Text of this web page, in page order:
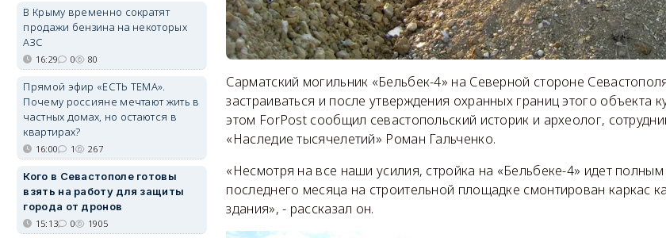
Сарматский могильник «Бельбек-4» на Северной стороне
застраиваться и после утверждения охранных границ этого объекта
этом ForPost сообщил севастопольский историк и археолог,
«Наследие тысячелетий» Роман Гальченко.
«Несмотря на все наши усилия, стройка на «Бельбеке-4» идет
последнего месяца на строительной площадке смонтирован каркас
здания», - рассказал он.
В Крыму временно сократят
продажи бензина на некоторых
АЗС
16:29 0 80
Прямой эфир «ЕСТЬ ТЕМА».
Почему россияне мечтают жить в
частных домах, но остаются в
квартирах?
16:00 1 267
Кого в Севастополе готовы
взять на работу для защиты
города от дронов
15:13 0 1905